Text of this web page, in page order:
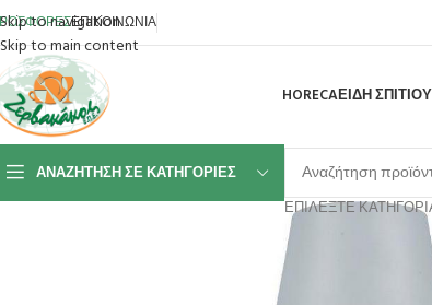
Skip to navigation
Skip to main content
ΕΠΙΚΟΙΝΩΝΙΑ
HORECAΕΙΔΗ ΣΠΙΤΙΟΥ
ΑΝΑΖΉΤΗΣΗ ΣΕ ΚΑΤΗΓΟΡΊΕΣ
ΕΠΙΛΈΞΤΕ